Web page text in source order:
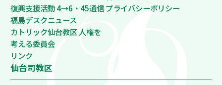
復興支援活動 4→6・45通信
福島デスクニュース
カトリック仙台教区 人権を
考える委員会
リンク
プライバシーポリシー
仙台司教区